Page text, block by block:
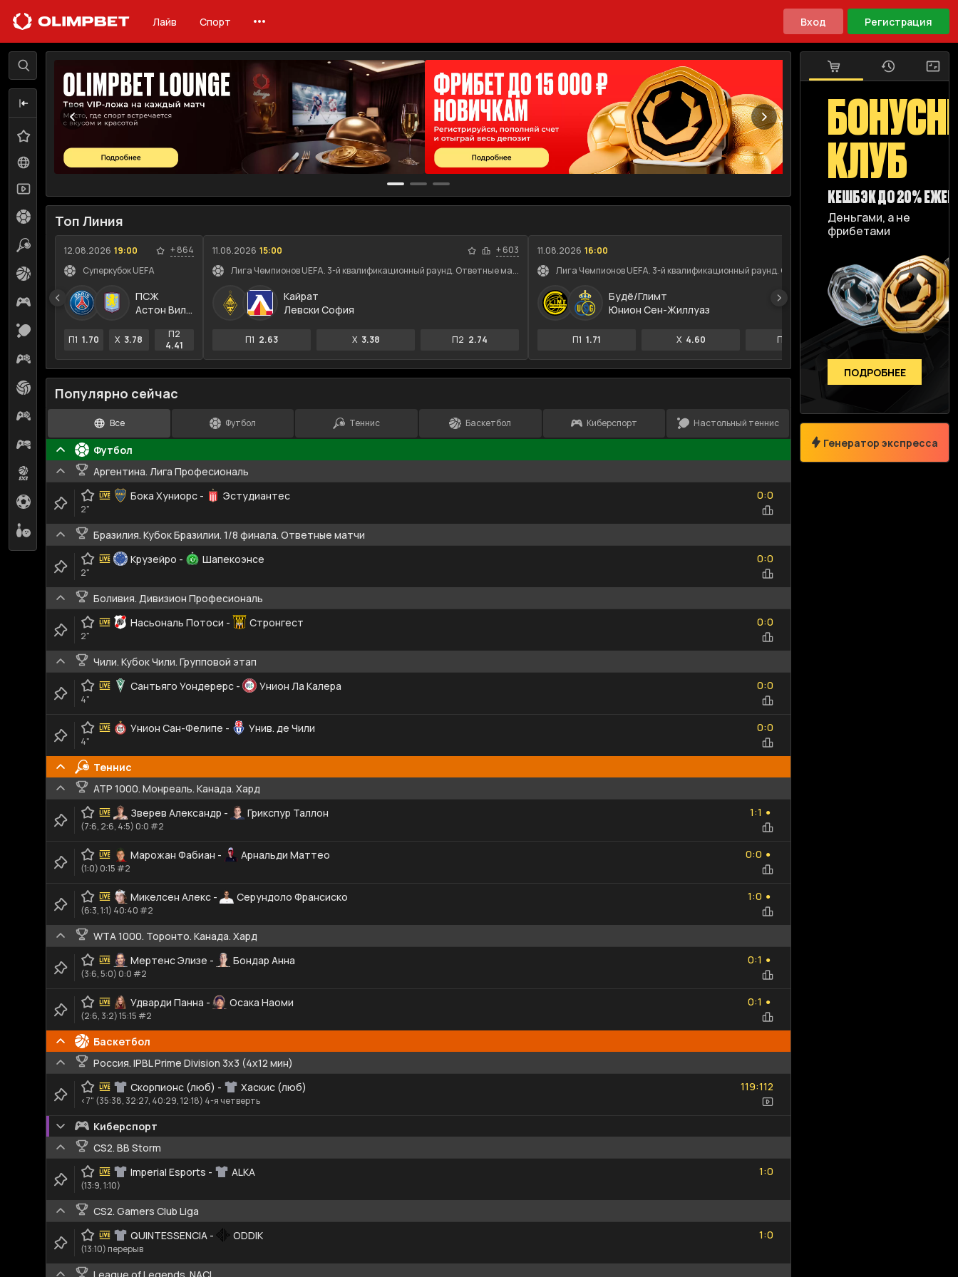
Лайв Спорт Вход Регистрация
Лайв Линия
Все события
Футбол
Теннис
Баскетбол
Киберспорт
Киберфутбол 20
Волейбол
Кибербаскетбол
Киберхоккей
Баскетбол 3х3 1
Гандбол 1
Боулинг
Топ Линия
12.08.2026 19:00 +864
Суперкубок UEFA
ПСЖ
Астон Вилла
П1 1.70 X 3.78
П2
4.41
11.08.2026 15:00 +603
Лига Чемпионов UEFA. 3-й квалификационный раунд. Ответные ма...
Кайрат
Левски София
П1 2.63 X 3.38 П2 2.74
11.08.2026 16:00
Лига Чемпионов UEFA. 3-й квалификационный раунд. Ответные ма...
Будё/Глимт
Юнион Сен-Жиллуаз
П1 1.71 X 4.60 П2
Лига Чемпионов
Популярно сейчас
Все Футбол Теннис Баскетбол Киберспорт Настольный теннис
Футбол
Аргентина. Лига Професиональ
Бока Хуниорс - Эстудиантес
0
0:
0
0
2"
Бразилия. Кубок Бразилии. 1/8 финала. Ответные матчи
Крузейро - Шапекоэнсе
0
0:
0
0
2"
Боливия. Дивизион Професиональ
Насьональ Потоси - Стронгест
0
0:
0
0
2"
Чили. Кубок Чили. Групповой этап
Сантьяго Уондерерс - Унион Ла Калера
0
0:
0
0
4"
Унион Сан-Фелипе - Унив. де Чили
0:0
4"
Теннис
ATP 1000. Монреаль. Канада. Хард
Зверев Александр - Грикспур Таллон
1
1:
1
1 ●
(7:6, 2:6, 4:5) 0:0 #2
Марожан Фабиан - Арнальди Маттео
0:0 ●
(1:0) 0:15 #2
Микелсен Алекс - Серундоло Франсиско
1:0 ●
(6:3, 1:1) 40:40 #2
WTA 1000. Торонто. Канада. Хард
Мертенс Элизе - Бондар Анна
0
0:
1
1 ●
(3:6, 5:0) 0:0 #2
Удварди Панна - Осака Наоми
0:1 ●
(2:6, 3:2) 15:15 #2
Баскетбол
Россия. IPBL Prime Division 3x3 (4x12 мин)
Скорпионс (люб) - Хаскис (люб)
119
119:
112
112
<7" (35:38, 32:27, 40:29, 12:18) 4-я четверть
Киберспорт
CS2. BB Storm
Imperial Esports - ALKA
1
1:
0
0
(13:9, 1:10)
CS2. Gamers Club Liga
QUINTESSENCIA - ODDIK
1
1:
0
0
(13:10) перерыв
League of Legends. NACL
КЛУБ
КЕШБЭК ДО 20%
Деньгами, а не
фрибетами
ПОДРОБНЕЕ
Генератор экспресса